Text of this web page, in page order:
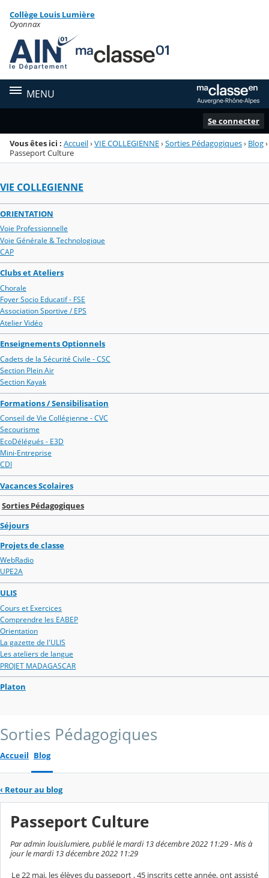
Menu de la rubrique
Contenu
Collège Louis Lumière
Oyonnax
MENU
Se connecter
Vous êtes ici : Accueil›VIE COLLEGIENNE›Sorties Pédagogiques› Blog›
Passeport Culture
VIE COLLEGIENNE
ORIENTATION
Voie Professionnelle
Voie Générale & Technologique
CAP
Clubs et Ateliers
Chorale
Foyer Socio Educatif - FSE
Association Sportive / EPS
Atelier Vidéo
Enseignements Optionnels
Cadets de la Sécurité Civile - CSC
Section Plein Air
Section Kayak
Formations / Sensibilisation
Conseil de Vie Collégienne - CVC
Secourisme
EcoDélégués - E3D
Mini-Entreprise
CDI
Vacances Scolaires
Sorties Pédagogiques
Séjours
Projets de classe
WebRadio
UPE2A
ULIS
Cours et Exercices
Comprendre les EABEP
Orientation
La gazette de l'ULIS
Les ateliers de langue
PROJET MADAGASCAR
Platon
Sorties Pédagogiques
Accueil Blog
‹ Retour au blog
Passeport Culture
Par admin louislumiere, publié le mardi 13 décembre 2022 11:29 - Mis à
jour le mardi 13 décembre 2022 11:29
Le 22 mai, les élèves du passeport , 45 inscrits cette année, ont assisté